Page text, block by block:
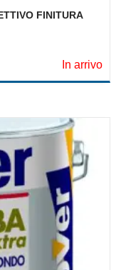
FINITURA
€.€. In arrivo